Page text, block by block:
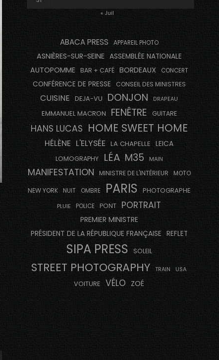
« Juil
ABACA PRESS APPAREIL PHOTO
ASNIÈRES-SUR-SEINE ASSEMBLÉE NATIONALE
AUTOPOMME BAR + CAFÉ BORDEAUX CONCERT
CONFÉRENCE DE PRESSE CONSEIL DES MINISTRES
CUISINE DEJA-VU DONJON DRAPEAU
EMMANUEL MACRON FENÊTRE GUITARE
HANS LUCAS HOME SWEET HOME
HÉLÈNE L'ELYSÉE LA CHAPELLE LEICA
LOMOGRAPHY LÉA M35 MAIN
MANIFESTATION MINISTRE DE L'INTÉRIEUR MOTO
NEW YORK NUIT OMBRE PARIS PHOTOGRAPHE
PLUIE POLICE PONT PORTRAIT
PREMIER MINISTRE
PRÉSIDENT DE LA RÉPUBLIQUE FRANÇAISE REFLET
SIPA PRESS SOLEIL
STREET PHOTOGRAPHY TRAIN USA
VOITURE VÉLO ZOÉ